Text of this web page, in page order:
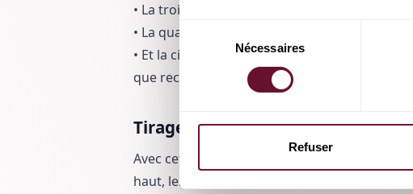
Sélection
du
consentement
Nécessaires
Refuser
• La troisième permet de connaitre l’évolution
• La quatrième renseigne sur l’évolution à
• Et la cinquième se présente comme la
que recherche le consultant.
Tirage de cartes : la technique
Avec cette technique, il faut tirer neuf cartes.
haut, les trois qui suivent au milieu, et les